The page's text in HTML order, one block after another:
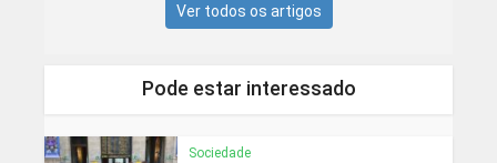
Ver todos os artigos
Pode estar interessado
Sociedade